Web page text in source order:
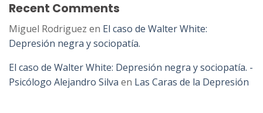
Recent Comments
Miguel Rodriguez en El caso de Walter White:
Depresión negra y sociopatía.
El caso de Walter White: Depresión negra y sociopatía. -
Psicólogo Alejandro Silva en Las Caras de la Depresión